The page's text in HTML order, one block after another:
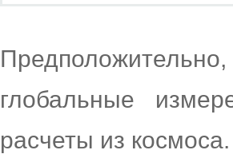
глобальные
расчеты из космоса.